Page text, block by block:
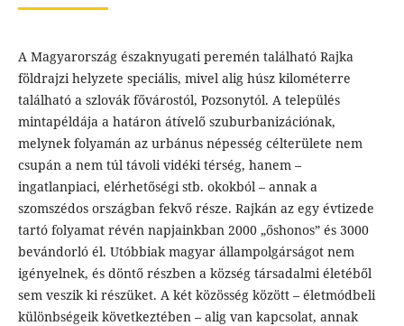
A Magyarország északnyugati peremén található Rajka
földrajzi helyzete speciális, mivel alig húsz kilométerre
található a szlovák fővárostól, Pozsonytól. A település
mintapéldája a határon átívelő szuburbanizációnak,
melynek folyamán az urbánus népesség célterülete nem
csupán a nem túl távoli vidéki térség, hanem –
ingatlanpiaci, elérhetőségi stb. okokból – annak a
szomszédos országban fekvő része. Rajkán az egy évtizede
tartó folyamat révén napjainkban 2000 „őshonos” és 3000
bevándorló él. Utóbbiak magyar állampolgárságot nem
igényelnek, és döntő részben a község társadalmi életéből
sem veszik ki részüket. A két közösség között – életmódbeli
különbségeik következtében – alig van kapcsolat, annak